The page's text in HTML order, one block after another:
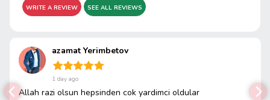
WRITE A REVIEW SEE ALL REVIEWS
azamat Yerimbetov
1 day ago
Allah razi olsun hepsinden cok yardimci oldular